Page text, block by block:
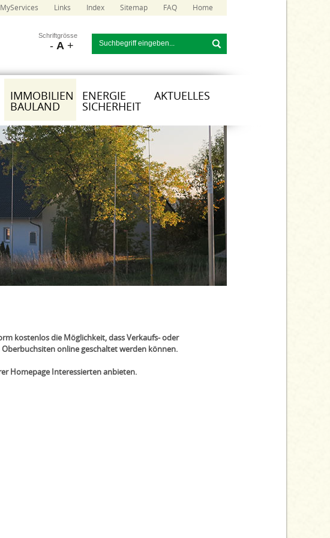
MyServices Links Index Sitemap FAQ Home
-
Schriftgrösse
A +
IMMOBILIEN
BAULAND
ENERGIE
SICHERHEIT
AKTUELLES
kostenlos die Möglichkeit, dass Verkaufs- oder
online geschaltet werden können.
Homepage Interessierten anbieten.